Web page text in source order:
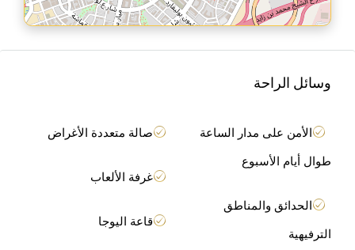
وسائل الراحة
الأمن على مدار الساعة
طوال أيام الأسبوع
الحدائق والمناطق
الترفيهية
صالة متعددة الأغراض
غرفة الألعاب
قاعة اليوجا